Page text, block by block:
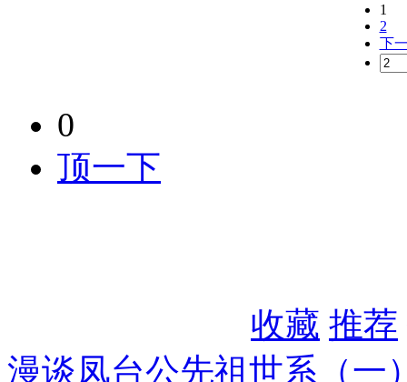
1
2
下
0
顶一下
收藏 推荐
漫谈凤台公先祖世系（一